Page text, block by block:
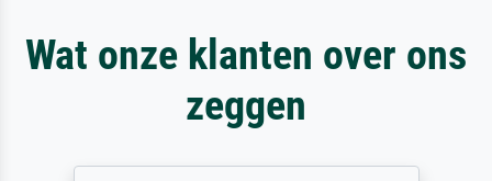
Wat onze klanten over ons
zeggen